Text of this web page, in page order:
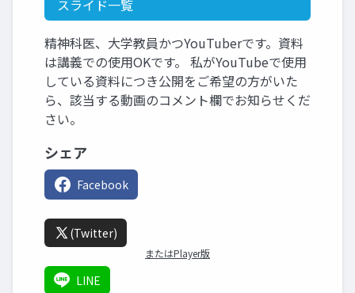
スライド一覧
精神科医、大学教員かつYouTuberです。資料
は講義での使用OKです。 私がYouTubeで使用
している資料につき公開をご希望の方がいた
ら、該当する動画のコメント欄でお知らせくだ
さい。
シェア
Facebook
(Twitter)
またはPlayer版
LINE